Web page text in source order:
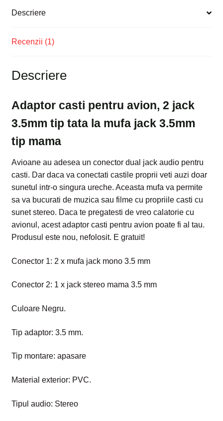
Descriere
Recenzii (1)
Descriere
Adaptor casti pentru avion, 2 jack
3.5mm tip tata la mufa jack 3.5mm
tip mama
Avioane au adesea un conector dual jack audio pentru
casti. Dar daca va conectati castile proprii veti auzi doar
sunetul intr-o singura ureche. Aceasta mufa va permite
sa va bucurati de muzica sau filme cu propriile casti cu
sunet stereo. Daca te pregatesti de vreo calatorie cu
avionul, acest adaptor casti pentru avion poate fi al tau.
Produsul este nou, nefolosit. E gratuit!
Conector 1: 2 x mufa jack mono 3.5 mm
Conector 2: 1 x jack stereo mama 3.5 mm
Culoare Negru.
Tip adaptor: 3.5 mm.
Tip montare: apasare
Material exterior: PVC.
Tipul audio: Stereo